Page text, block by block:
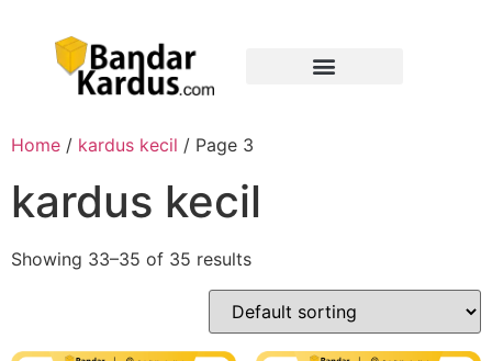
Home / kardus kecil / Page 3
kardus kecil
Showing 33–35 of 35 results